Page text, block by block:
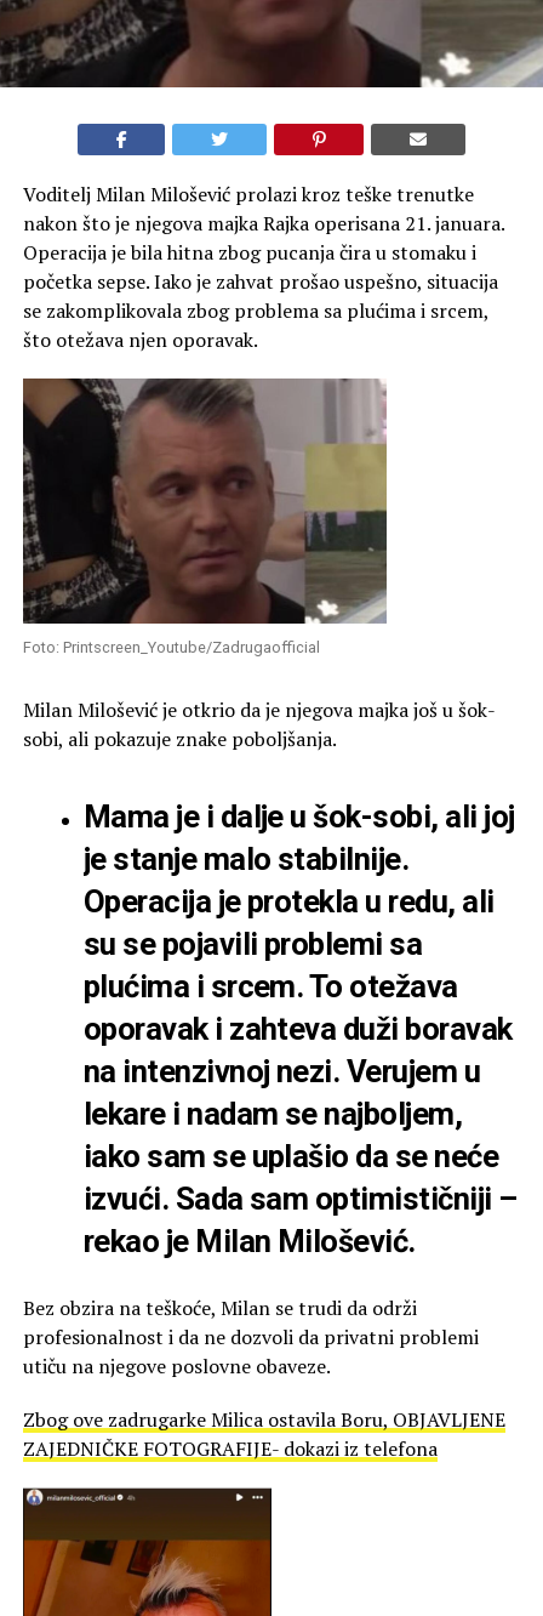
Voditelj Milan Milošević prolazi kroz teške trenutke
nakon što je njegova majka Rajka operisana 21. januara.
Operacija je bila hitna zbog pucanja čira u stomaku i
početka sepse. Iako je zahvat prošao uspešno, situacija
se zakomplikovala zbog problema sa plućima i srcem,
što otežava njen oporavak.
Foto: Printscreen_Youtube/Zadrugaofficial
Milan Milošević je otkrio da je njegova majka još u šok-
sobi, ali pokazuje znake poboljšanja.
Mama je i dalje u šok-sobi, ali joj
je stanje malo stabilnije.
Operacija je protekla u redu, ali
su se pojavili problemi sa
plućima i srcem. To otežava
oporavak i zahteva duži boravak
na intenzivnoj nezi. Verujem u
lekare i nadam se najboljem,
iako sam se uplašio da se neće
izvući. Sada sam optimističniji –
rekao je Milan Milošević.
Bez obzira na teškoće, Milan se trudi da održi
profesionalnost i da ne dozvoli da privatni problemi
utiču na njegove poslovne obaveze.
Zbog ove zadrugarke Milica ostavila Boru, OBJAVLJENE
ZAJEDNIČKE FOTOGRAFIJE- dokazi iz telefona